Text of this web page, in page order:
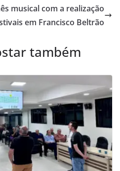
musical com a realização
em Francisco Beltrão
também